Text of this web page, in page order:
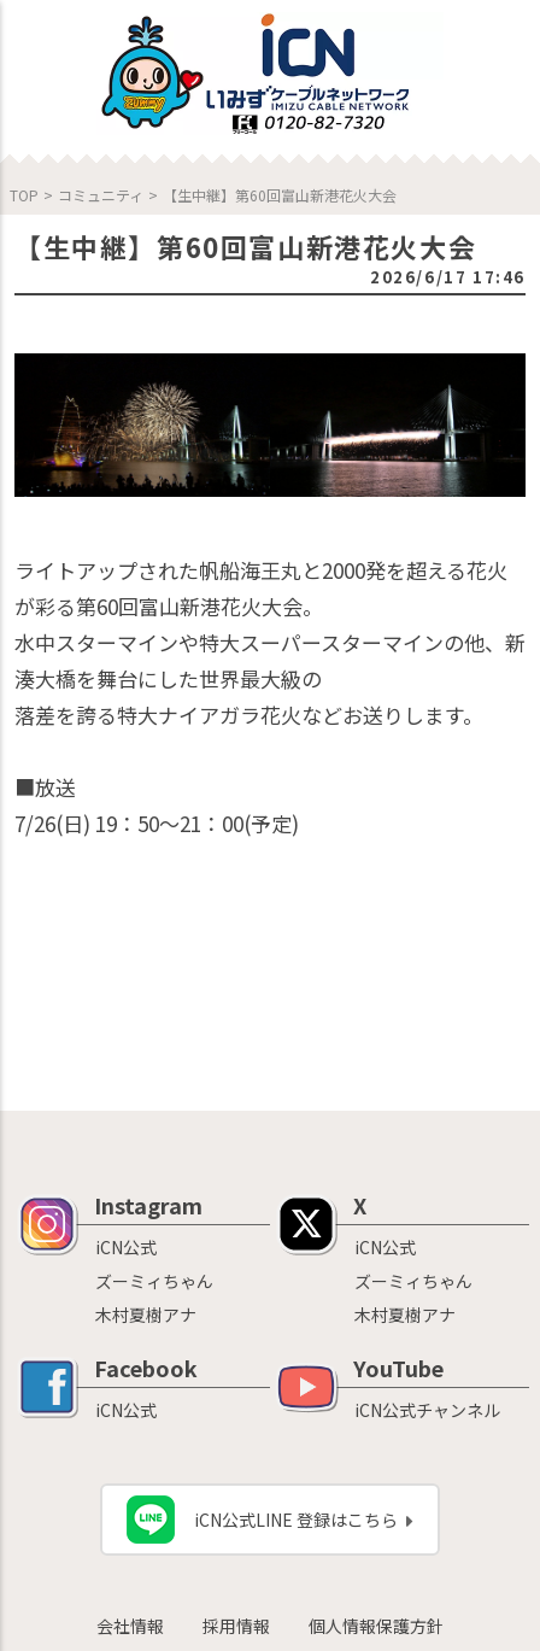
TOP > コミュニティ > 【生中継】第60回富山新港花火大会
【生中継】第60回富山新港花火大会
2026/6/17 17:46
ライトアップされた帆船海王丸と2000発を超える花火
が彩る第60回富山新港花火大会。
水中スターマインや特大スーパースターマインの他、新
湊大橋を舞台にした世界最大級の
落差を誇る特大ナイアガラ花火などお送りします。
■放送
7/26(日) 19：50〜21：00(予定)
Instagram
iCN公式
ズーミィちゃん
木村夏樹アナ
X
iCN公式
ズーミィちゃん
木村夏樹アナ
Facebook
iCN公式
YouTube
iCN公式チャンネル
iCN公式LINE 登録はこちら
会社情報 採用情報
個人情報保護方針